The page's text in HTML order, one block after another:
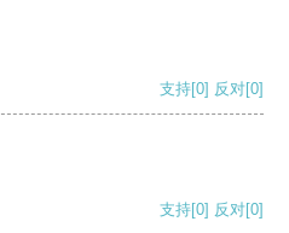
支持[0] 反对[0]
支持[0] 反对[0]